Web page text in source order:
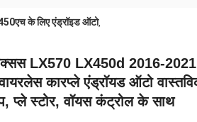
के लिए एंड्रॉइड ऑटो,
LX570 LX450d 2016-2021
कारप्ले एंड्रॉयड ऑटो
प्ले स्टोर, वॉयस कंट्रोल के साथ